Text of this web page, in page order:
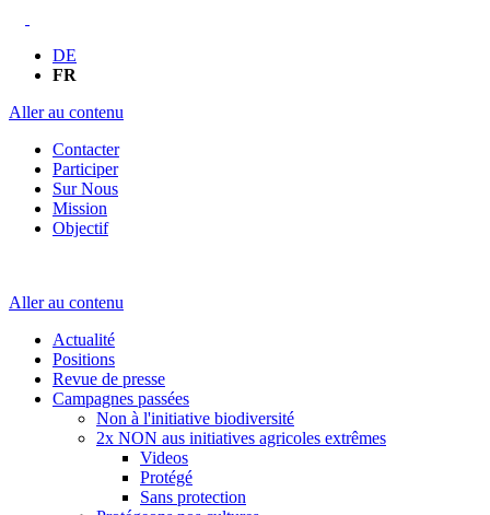
DE
FR
Aller au contenu
Contacter
Participer
Sur Nous
Mission
Objectif
Aller au contenu
Actualité
Positions
Revue de presse
Campagnes passées
Non à l'initiative biodiversité
2x NON aus initiatives agricoles extrêmes
Videos
Protégé
Sans protection